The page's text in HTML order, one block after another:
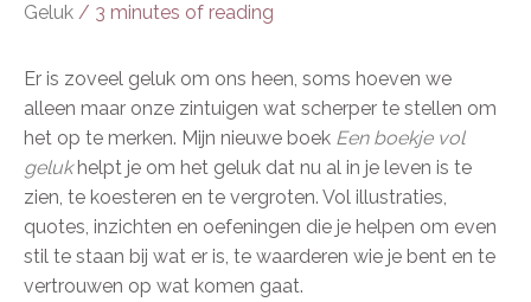
Geluk / 3 minutes of reading
Er is zoveel geluk om ons heen, soms hoeven we
alleen maar onze zintuigen wat scherper te stellen om
het op te merken. Mijn nieuwe boek Een boekje vol
gelukhelpt je om het geluk dat nu al in je leven is te
zien, te koesteren en te vergroten. Vol illustraties,
quotes, inzichten en oefeningen die je helpen om even
stil te staan bij wat er is, te waarderen wie je bent en te
vertrouwen op wat komen gaat.